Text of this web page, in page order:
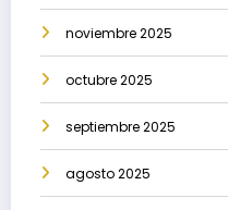
noviembre 2025
octubre 2025
septiembre 2025
agosto 2025